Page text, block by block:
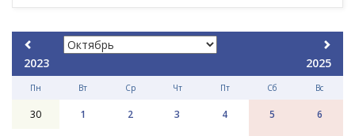
2023 2025
Пн Вт Ср Чт Пт Сб Вс
30 1 2 3 4 5 6